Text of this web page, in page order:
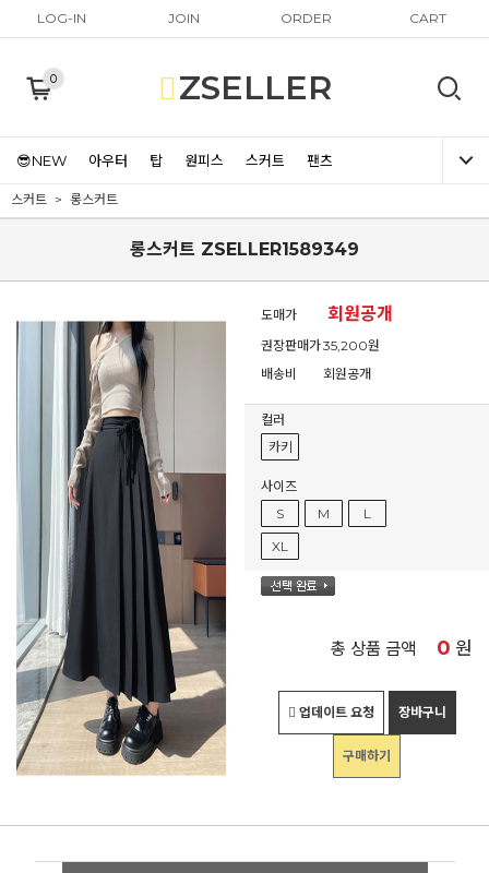
LOG-IN JOIN ORDER CART
0 ZSELLER
😎NEW 아우터 탑 원피스 스커트 팬츠
스커트 롱스커트
롱스커트 ZSELLER1589349
도매가 회원공개
권장판매가35,200원
배송비
회원공개
컬러
카키
사이즈
S
M
L
XL
총 상품 금액 0 원
업데이트 요청 장바구니
구매하기